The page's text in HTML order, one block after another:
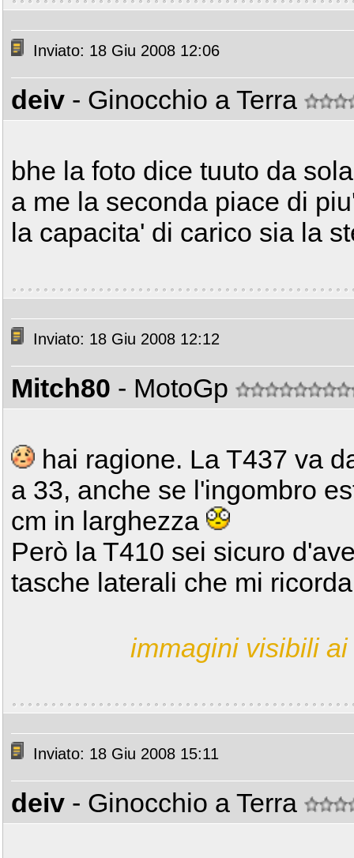
Inviato: 18 Giu 2008 12:06
deiv - Ginocchio a Terra
bhe la foto dice tuuto da
a me la seconda piace di
la capacita' di carico sia la
Inviato: 18 Giu 2008 12:12
Mitch80 - MotoGp
hai ragione. La T437 va
a 33, anche se l'ingombro
cm in larghezza
Però la T410 sei sicuro
tasche laterali che mi
immagini visibili
Inviato: 18 Giu 2008 15:11
deiv - Ginocchio a Terra